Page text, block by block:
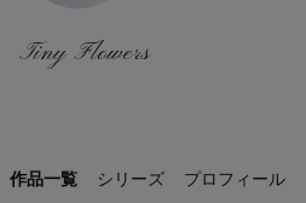
Tiny Flowers
作品一覧 シリーズ プロフィール